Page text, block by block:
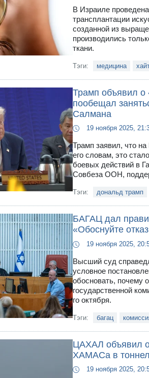
В Израиле
трансплантации
созданной из
производились
ткани.
Тэги: медицина
Трамп объявил о
пообещал
Салмана
19 ноября 2025,
Трамп заявил, что на
его словам, это
боевых действий в
Совбеза ООН,
Тэги: дональд трамп
БАГАЦ дал
«Обоснуйте
19 ноября 2025,
Высший суд
условное
обосновать, почему
государственной
го октября.
Тэги: багац
ЦАХАЛ объявил о
ХАМАСа в
19 ноября 2025,